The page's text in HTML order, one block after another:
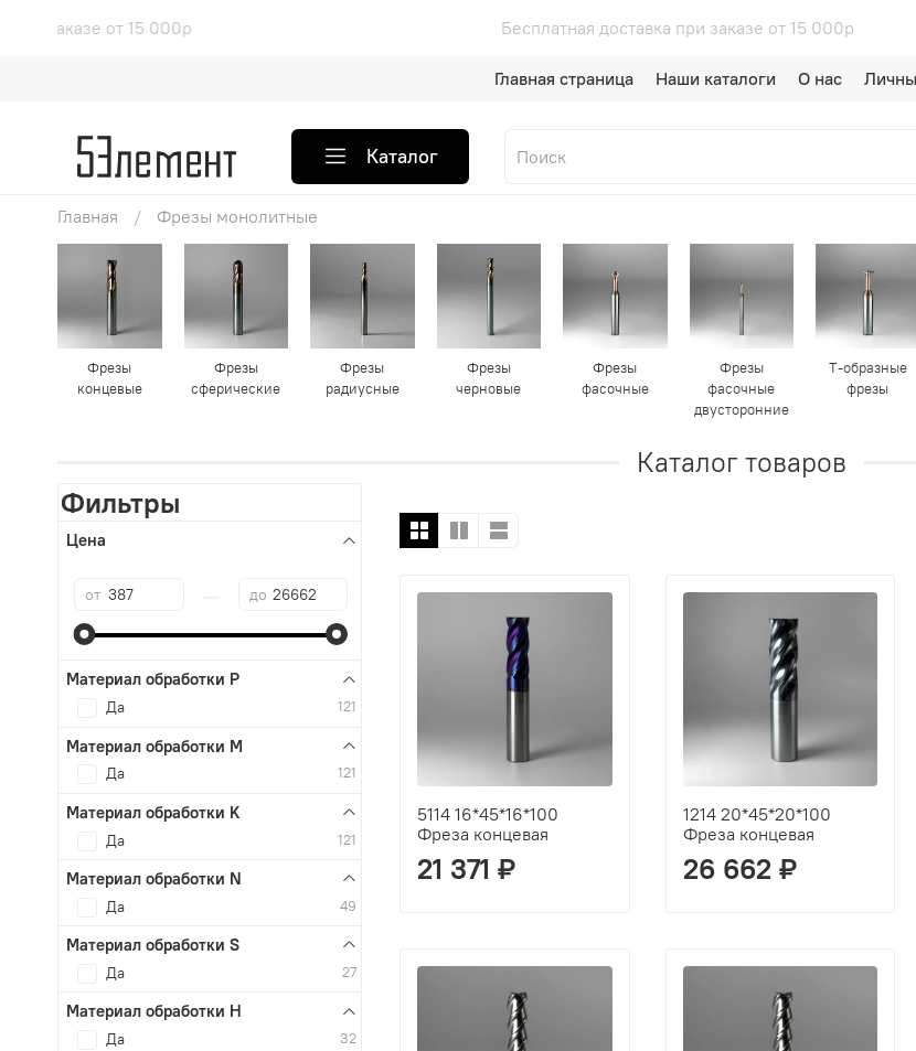
при заказе от 15 000р Бесплатная доставка при
Главная страница Наши каталоги О нас
Каталог
Главная Фрезы монолитные
Фрезы
концевые
Фрезы
сферические
Фрезы
радиусные
Фрезы
черновые
Фрезы
фасочные
Фрезы
фасочные
двусторонние
T-образные
фрезы
Каталог товаров
5114 16*45*16*100
Фреза концевая
21 371 ₽
1214 20*45*20*100
Фреза концевая
26 662 ₽
Фильтры
Цена
от до
Материал обработки P
Да 121
Материал обработки M
Да 121
Материал обработки K
Да 121
Материал обработки N
Да 49
Материал обработки S
Да 27
Материал обработки H
Да 32